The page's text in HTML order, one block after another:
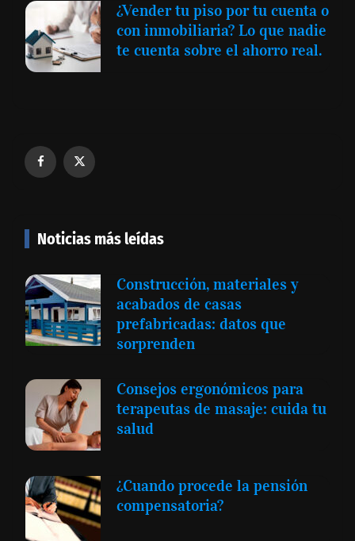
¿Vender tu piso por tu cuenta o
con inmobiliaria? Lo que nadie
te cuenta sobre el ahorro real.
Noticias más leídas
Construcción, materiales y
acabados de casas
prefabricadas: datos que
sorprenden
Consejos ergonómicos para
terapeutas de masaje: cuida tu
salud
¿Cuando procede la pensión
compensatoria?